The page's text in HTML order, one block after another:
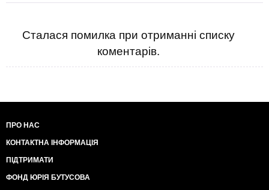
Сталася помилка при отриманні списку
коментарів.
ПРО НАС
КОНТАКТНА ІНФОРМАЦІЯ
ПІДТРИМАТИ
ФОНД ЮРІЯ БУТУСОВА